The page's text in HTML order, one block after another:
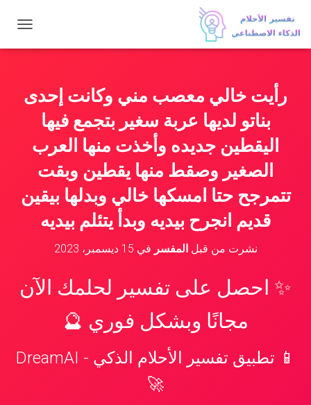
ب
ارأيت خالي معصب مني وكانت إحدى
بناتو لديها عربة سغير بتجمع فيها
اليقطين جديده وأخذت منها العرب
الصغير وصقط منها يقطين وبقت
تتمرجح حتا امسكها خالي وبدلها بيقين
قديم انجرح بيديه وبدأ يتئلم بيديه
نشرت من قبلالمفسر في 15 ديسمبر، 2023
✨ احصل على تفسير لحلمك الآن
مجانًا وبشكل فوري 🔮
📱 تطبيق تفسير الأحلام الذكي - DreamAI
🚀